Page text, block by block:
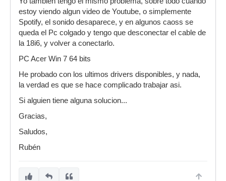
estoy viendo algun video de Youtube, o simplemente
Spotify, el sonido desaparece, y en algunos caoss se
queda el Pc colgado y tengo que desconectar el cable de
la 18i6, y volver a conectarlo.
PC Acer Win 7 64 bits
He probado con los ultimos drivers disponibles, y nada,
la verdad es que se hace complicado trabajar asi.
Si alguien tiene alguna solucion...
Gracias,
Saludos,
Rubén